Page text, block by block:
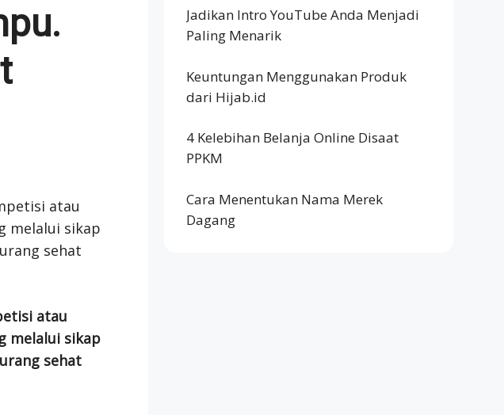
atau
melalui sikap
sehat
Jadikan Intro YouTube Anda Menjadi
Paling Menarik
Keuntungan Menggunakan Produk
dari Hijab.id
4 Kelebihan Belanja Online Disaat
PPKM
Cara Menentukan Nama Merek
Dagang